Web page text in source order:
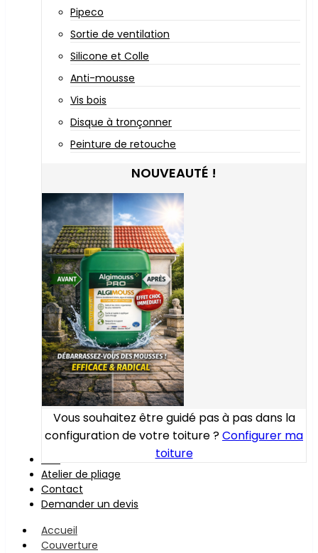
Pipeco
Sortie de ventilation
Silicone et Colle
Anti-mousse
Vis bois
Disque à tronçonner
Peinture de retouche
NOUVEAUTÉ !
Vous souhaitez être guidé pas à pas dans la
configuration de votre toiture ?Configurer ma
toiture
Atelier de pliage
Contact
Demander un devis
Accueil
Couverture